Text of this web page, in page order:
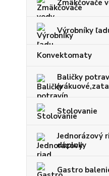
Zmäkčovače
Výrobníky
Konvektomaty
Baličky
Stolovanie
Jednorázový
doplnky
Gastro